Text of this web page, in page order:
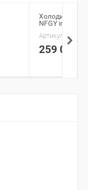
Холодильник
NFGY inverter
Артикул: 902440
259 000